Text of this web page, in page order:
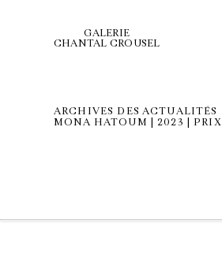
GALERIE
CHANTAL CROUSEL
ARCHIVES DES ACTUALITÉS
MONA HATOUM | 2023 | PRIX